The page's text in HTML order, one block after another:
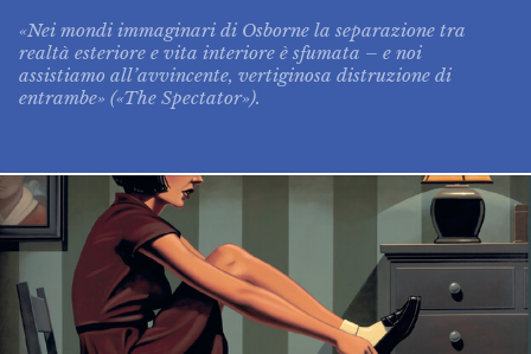
«Nei mondi immaginari di Osborne la separazione tra
realtà esteriore e vita interiore è sfumata – e noi
assistiamo all’avvincente, vertiginosa distruzione di
entrambe» («The Spectator»).